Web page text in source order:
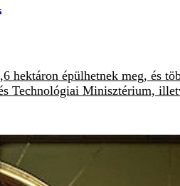
hektáron épülhetnek meg, és
Technológiai Minisztérium,